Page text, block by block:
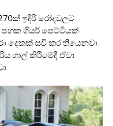
ඉදිරි රෝදවලට
ගියර් පෙට්ටියක්
දෙකක් සවි කර තියෙනවා.
ගාල් කිරීමේදී ඒවා